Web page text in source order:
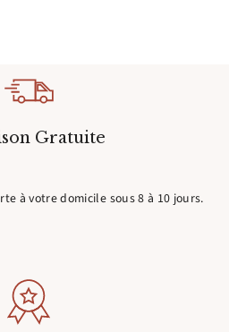
Gratuite
à votre domicile sous 8 à 10 jours.